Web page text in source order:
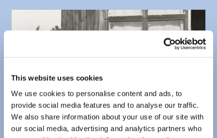
This website uses cookies
We use cookies to personalise content and ads, to
provide social media features and to analyse our traffic.
We also share information about your use of our site with
our social media, advertising and analytics partners who